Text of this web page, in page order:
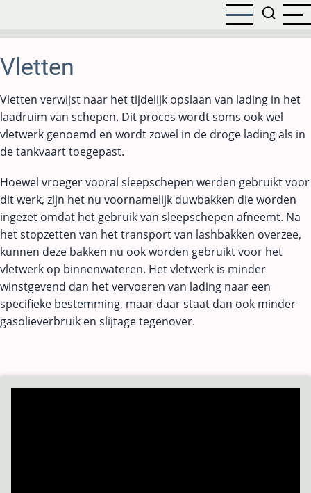
de
inhoud
gaan
Vletten
Vletten verwijst naar het tijdelijk opslaan van lading in het
laadruim van schepen. Dit proces wordt soms ook wel
vletwerk genoemd en wordt zowel in de droge lading als in
de tankvaart toegepast.
Hoewel vroeger vooral sleepschepen werden gebruikt voor
dit werk, zijn het nu voornamelijk duwbakken die worden
ingezet omdat het gebruik van sleepschepen afneemt. Na
het stopzetten van het transport van lashbakken overzee,
kunnen deze bakken nu ook worden gebruikt voor het
vletwerk op binnenwateren. Het vletwerk is minder
winstgevend dan het vervoeren van lading naar een
specifieke bestemming, maar daar staat dan ook minder
gasolieverbruik en slijtage tegenover.